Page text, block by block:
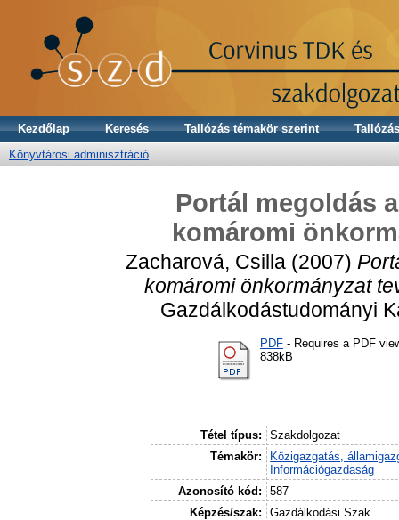
Kezdőlap Keresés Tallózás témakör szerint
Könyvtárosi adminisztráció
Portál megoldás
komáromi
Zacharová, Csilla(2007)
komáromi önkormányzat
Gazdálkodástudományi
PDF - Requires a PDF
838kB
Tétel típus:
Szakdolgozat
Témakör:
Közigazgatás,
Információgazdaság
Azonosító kód:
587
Képzés/szak:
Gazdálkodási Szak